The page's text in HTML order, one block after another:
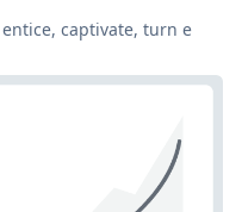
captivate, turn e